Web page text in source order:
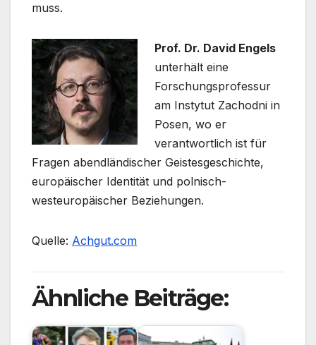
muss.
Prof. Dr. David Engels
unterhält eine
Forschungsprofessur
am Instytut Zachodni in
Posen, wo er
verantwortlich ist für
Fragen abendländischer Geistesgeschichte,
europäischer Identität und polnisch-
westeuropäischer Beziehungen.
Quelle: Achgut.com
Ähnliche Beiträge: